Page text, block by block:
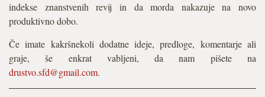
indekse znanstvenih revij in da morda nakazuje na novo
produktivno dobo.
Če imate kakršnekoli dodatne ideje, predloge, komentarje ali
graje, še enkrat vabljeni, da nam pišete na
drustvo.sfd@gmail.com.